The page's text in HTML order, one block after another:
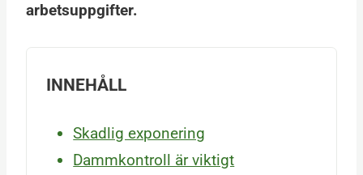
arbetsuppgifter.
INNEHÅLL
Skadlig exponering
Dammkontroll är viktigt